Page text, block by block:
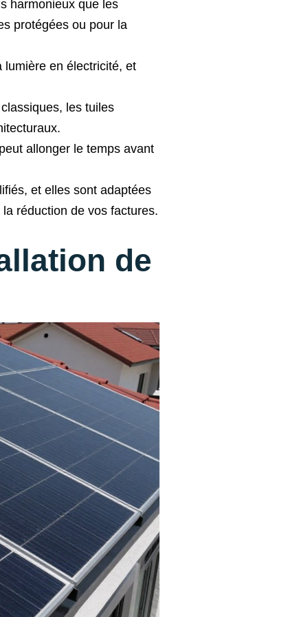
harmonieux que les
protégées ou pour la
lumière en électricité, et
les tuiles
allonger le temps avant
et elles sont adaptées
réduction de vos factures.
de